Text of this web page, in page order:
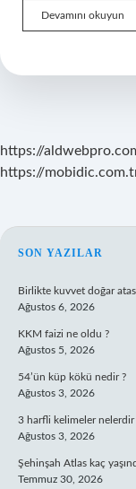
Devamını okuyun
https://
https://
SON YAZILAR
Birlikte kuvvet doğar
Ağustos 6, 2026
KKM faizi ne oldu ?
Ağustos 5, 2026
54’ün küp kökü nedir ?
Ağustos 3, 2026
3 harfli kelimeler nelerdir
Ağustos 3, 2026
Şehinşah Atlas kaç
Temmuz 30, 2026